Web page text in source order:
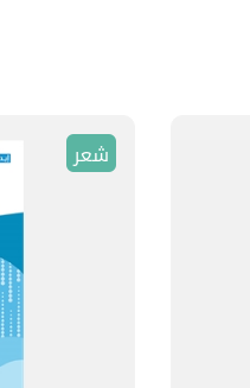
شعر